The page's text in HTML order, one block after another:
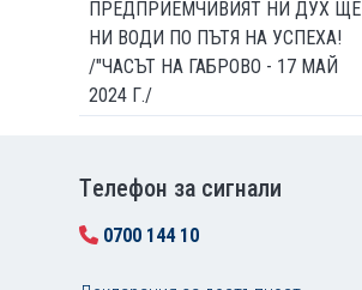
ПРЕДПРИЕМЧИВИЯТ НИ ДУХ ЩЕ
НИ ВОДИ ПО ПЪТЯ НА УСПЕХА!
/"ЧАСЪТ НА ГАБРОВО - 17 МАЙ
2024 Г./
Tелефон за сигнали
0700 144 10